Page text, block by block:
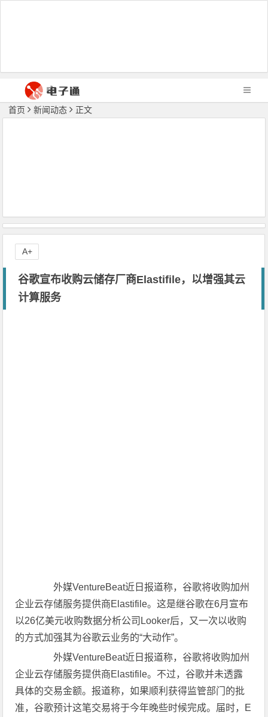
首页 新闻动态 正文
谷歌宣布收购云储存厂商Elastifile，以增强其云
计算服务
外媒VentureBeat近日报道称，谷歌将收购加州
企业云存储服务提供商Elastifile。这是继谷歌在6月宣布
以26亿美元收购数据分析公司Looker后，又一次以收购
的方式加强其为谷歌云业务的“大动作”。
外媒VentureBeat近日报道称，谷歌将收购加州
企业云存储服务提供商Elastifile。不过，谷歌并未透露
具体的交易金额。报道称，如果顺利获得监管部门的批
准，谷歌预计这笔交易将于今年晚些时候完成。届时，E
A+